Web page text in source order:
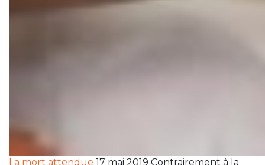
La mort attendue 17 mai 2019 Contrairement à la